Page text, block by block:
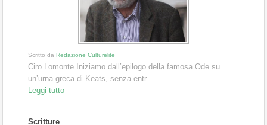
Scritto da Redazione Culturelite
Ciro Lomonte Iniziamo dall’epilogo della famosa Ode su
un’urna greca di Keats, senza entr...
Leggi tutto
Scritture